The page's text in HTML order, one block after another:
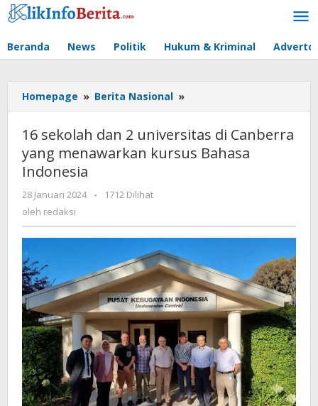
Lewati
ke
Beranda News Politik Hukum & Kriminal
Homepage » Berita Nasional »
sekolah
2
universitas
kursus
Indonesia
16 sekolah dan 2 universitas di Canberra
yang menawarkan kursus Bahasa
Indonesia
28 Januari 2024
oleh
-
1712 Dilihat
oleh redaksi